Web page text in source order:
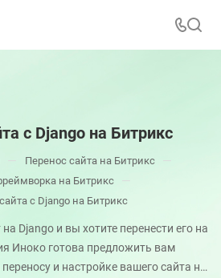
с Django на Битрикс
Перенос сайта на Битрикс —
на Битрикс —
с Django на Битрикс
Django и вы хотите перенести его на
Иноко готова предложить вам
и настройке вашего сайта на